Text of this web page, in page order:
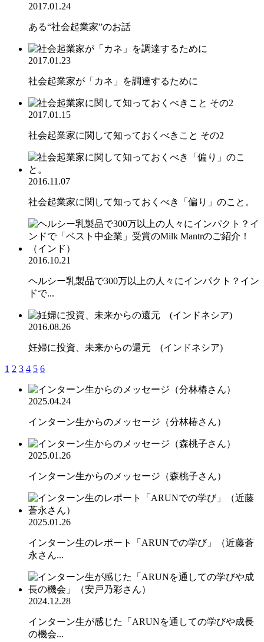
2017.01.24
ある“社会起業家”のお話
2017.01.23
社会起業家が「カネ」を調達するために
2017.01.15
社会起業家に関して知っておくべきこと その2
2016.11.07
社会起業家に関して知っておくべき「偏り」のこと。
2016.10.21
ヘルシー乳製品で300万以上の人々にインパクト？イン
ドで...
2016.08.26
妊婦に投資、未来からの還元 (インドネシア)
1 2 3 4 5 6
2025.04.24
インターン生からのメッセージ（分林椿さん）
2025.01.26
インターン生からのメッセージ（森桃子さん）
2025.01.26
インターン生のレポート「ARUNでの学び」（近藤蒼
永さん...
2024.12.28
インターン生が感じた「ARUNを通しての学びや成長
の機会...